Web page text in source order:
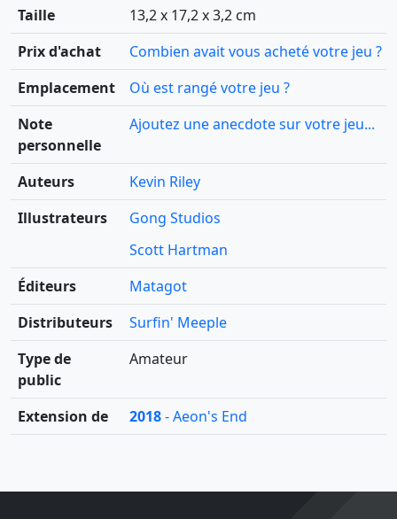
Taille
13,2 x 17,2 x 3,2 cm
Prix d'achat
Combien avait vous acheté votre jeu ?
Emplacement
Où est rangé votre jeu ?
Note
personnelle
Ajoutez une anecdote sur votre jeu...
Auteurs
Kevin Riley
Illustrateurs
Gong Studios
Scott Hartman
Éditeurs
Matagot
Distributeurs
Surfin' Meeple
Type de
public
Amateur
Extension de 2018- Aeon's End